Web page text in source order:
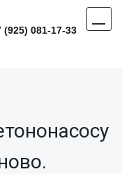
(925) 081-17-33